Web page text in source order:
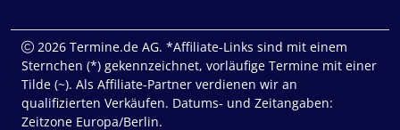
2026 Termine.de AG. *Affiliate-Links sind mit einem
Sternchen (*) gekennzeichnet, vorläufige Termine mit einer
Tilde (~). Als Affiliate-Partner verdienen wir an
qualifizierten Verkäufen. Datums- und Zeitangaben:
Zeitzone Europa/Berlin.